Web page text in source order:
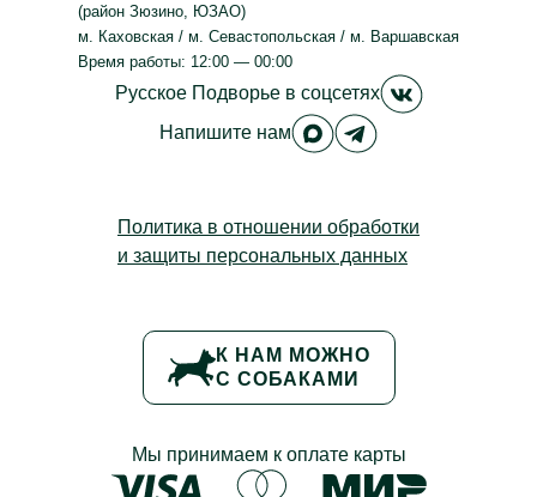
(район Зюзино, ЮЗАО)
м. Каховская / м. Севастопольская / м. Варшавская
Время работы: 12:00 — 00:00
Русское Подворьев соцсетях Русское
Напишите нам Русское Подворье в
Политика в отношении обработки
и защиты персональных данных
К НАМ МОЖНО
С СОБАКАМИ
Мы принимаем к оплате карты